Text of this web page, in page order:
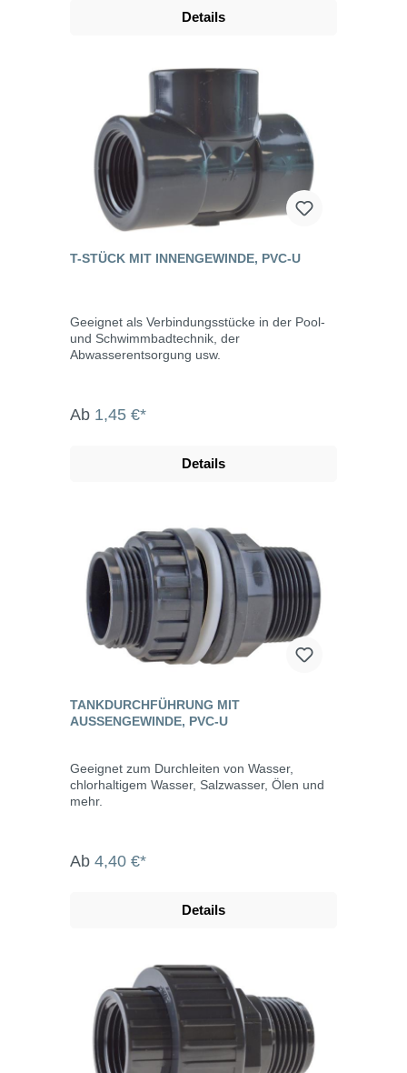
Details
T-STÜCK MIT INNENGEWINDE, PVC-U
Geeignet als Verbindungsstücke in der Pool-
und Schwimmbadtechnik, der
Abwasserentsorgung usw.
Ab 1,45 €*
Details
TANKDURCHFÜHRUNG MIT
AUSSENGEWINDE, PVC-U
Geeignet zum Durchleiten von Wasser,
chlorhaltigem Wasser, Salzwasser, Ölen und
mehr.
Ab 4,40 €*
Details